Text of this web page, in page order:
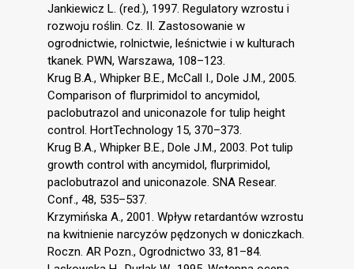
Jankiewicz L. (red.), 1997. Regulatory wzrostu i
rozwoju roślin. Cz. II. Zastosowanie w
ogrodnictwie, rolnictwie, leśnictwie i w kulturach
tkanek. PWN, Warszawa, 108–123.
Krug B.A., Whipker B.E., McCall I., Dole J.M., 2005.
Comparison of flurprimidol to ancymidol,
paclobutrazol and uniconazole for tulip height
control. HortTechnology 15, 370–373.
Krug B.A., Whipker B.E., Dole J.M., 2003. Pot tulip
growth control with ancymidol, flurprimidol,
paclobutrazol and uniconazole. SNA Resear.
Conf., 48, 535–537.
Krzymińska A., 2001. Wpływ retardantów wzrostu
na kwitnienie narcyzów pędzonych w doniczkach.
Roczn. AR Pozn., Ogrodnictwo 33, 81–84.